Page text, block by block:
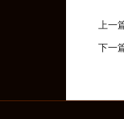
上一
下一